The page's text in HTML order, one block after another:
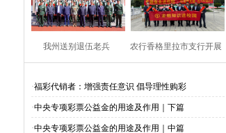
原举行
我州送别退伍老兵​ 农行香格里拉市支行开展
·福彩代销者：增强责任意识 倡导理性购彩
·中央专项彩票公益金的用途及作用｜下篇
·中央专项彩票公益金的用途及作用｜中篇